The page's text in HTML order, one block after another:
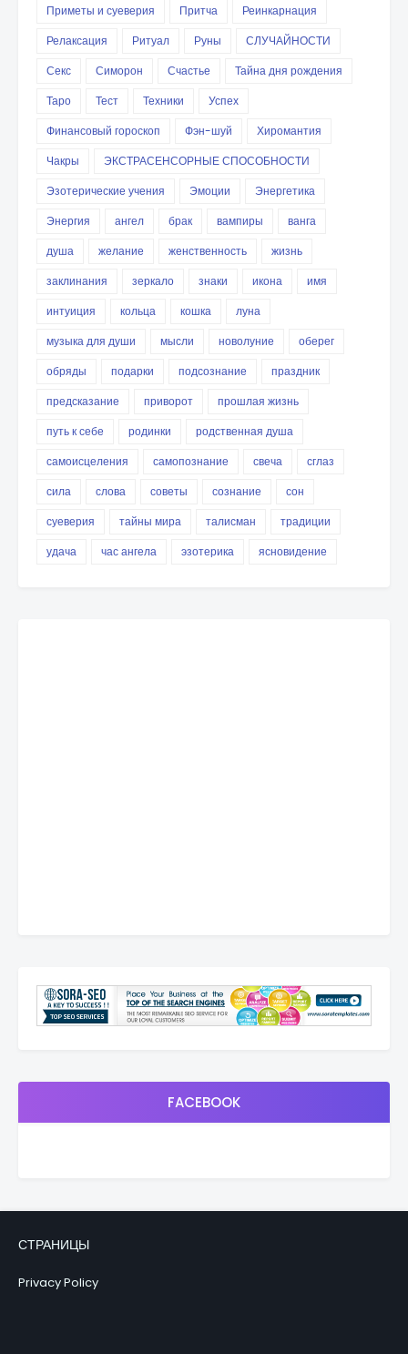
Приметы и суеверия
Притча
Реинкарнация
Релаксация
Ритуал Руны
СЛУЧАЙНОСТИ
Секс
Симорон Счастье
Тайна дня рождения
Таро
Тест Техники
Успех
Финансовый гороскоп
Фэн-шуй
Хиромантия
Чакры
ЭКСТРАСЕНСОРНЫЕ СПОСОБНОСТИ
Эзотерические учения
Эмоции
Энергетика
Энергия
ангел брак вампиры
ванга
душа
желание женственность
жизнь
заклинания
зеркало знаки икона
имя
интуиция
кольца кошка
луна
музыка для души
мысли новолуние
оберег
обряды
подарки подсознание
праздник
предсказание
приворот
прошлая жизнь
путь к себе
родинки
родственная душа
самоисцеления
самопознание свеча
сглаз
сила
слова советы сознание
сон
суеверия
тайны мира талисман
традиции
удача
час ангела эзотерика ясновидение
FACEBOOK
СТРАНИЦЫ
Privacy Policy